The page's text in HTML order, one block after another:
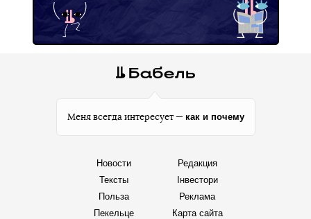
Меня всегда интересует — как и почему
Новости
Тексты
Польза
Пекельце
Редакция
Інвестори
Реклама
Карта сайта